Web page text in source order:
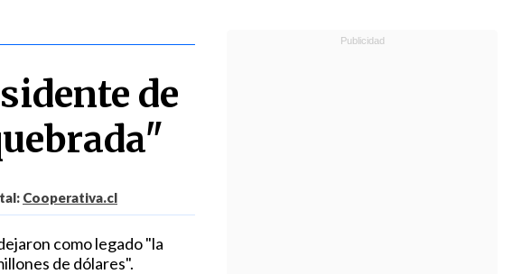
de
Cooperativa.cl
como legado "la
de dólares".